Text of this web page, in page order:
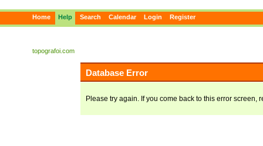
Home Help Search Calendar Login Register
topografoi.com
Database Error
Please try again. If you come back to this error screen,